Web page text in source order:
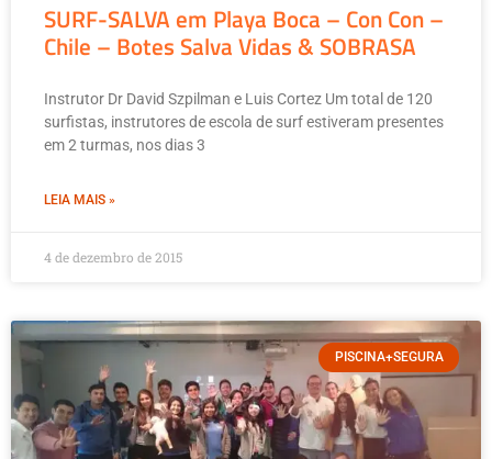
SURF-SALVA em Playa Boca – Con Con –
Chile – Botes Salva Vidas & SOBRASA
Instrutor Dr David Szpilman e Luis Cortez Um total de 120
surfistas, instrutores de escola de surf estiveram presentes
em 2 turmas, nos dias 3
LEIA MAIS »
4 de dezembro de 2015
PISCINA+SEGURA